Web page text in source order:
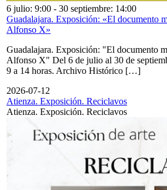
6 julio: 9:00 - 30 septiembre: 14:00
Guadalajara. Exposición: «El documento
Alfonso X»
Guadalajara. Exposición: "El documento
Alfonso X" Del 6 de julio al 30 de
9 a 14 horas. Archivo Histórico […]
2026-07-12
Atienza. Exposición. Reciclavos
Atienza. Exposición. Reciclavos